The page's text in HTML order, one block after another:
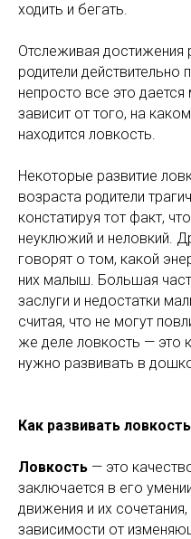
ходить и бегать.
Отслеживая достижения
родители
непросто все это
зависит от того, на
находится ловкость.
Некоторые развитие
возраста родители
констатируя тот факт,
неуклюжий и неловкий.
говорят о том, какой
них малыш. Большая
заслуги и недостатки
считая, что не могут
же деле ловкость — это
нужно развивать в
Как развивать
Ловкость — это
заключается в его
движения и их
зависимости от